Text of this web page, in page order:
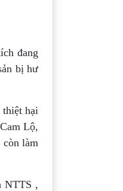
đang
bị hư
thiệt hại
Lộ,
làm
NTTS ,